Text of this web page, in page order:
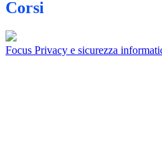
Corsi
Focus Privacy e sicurezza